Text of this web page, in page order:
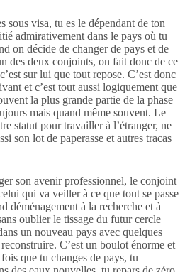
sous visa, tu es le dépendant de ton
admirativement dans le pays où tu
on décide de changer de pays et de
des deux conjoints, on fait donc de ce
sur lui que tout repose. C’est donc
et c’est tout aussi logiquement que
la plus grande partie de la phase
mais quand même souvent. Le
statut pour travailler à l’étranger, ne
son lot de paperasse et autres tracas
son avenir professionnel, le conjoint
qui va veiller à ce que tout se passe
déménagement à la recherche et à
oublier le tissage du futur cercle
un nouveau pays avec quelques
C’est un boulot énorme et
que tu changes de pays, tu